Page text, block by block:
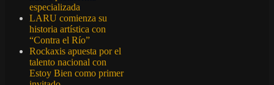
especializada
LARU comienza su
historia artística con
“Contra el Río”
Rockaxis apuesta por el
talento nacional con
Estoy Bien como primer